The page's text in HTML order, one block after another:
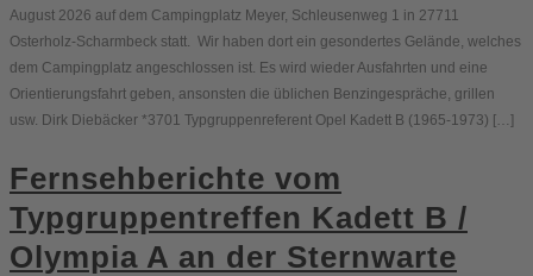
August 2026 auf dem Campingplatz Meyer, Schleusenweg 1 in 27711
Osterholz-Scharmbeck statt. Wir haben dort ein gesondertes Gelände, welches
dem Campingplatz angeschlossen ist. Es wird wieder Ausfahrten und eine
Orientierungsfahrt geben, ansonsten die üblichen Benzingespräche, grillen
usw. Dirk Diebäcker *3701 Typgruppenreferent Opel Kadett B (1965-1973) […]
Fernsehberichte vom
Typgruppentreffen Kadett B /
Olympia A an der Sternwarte